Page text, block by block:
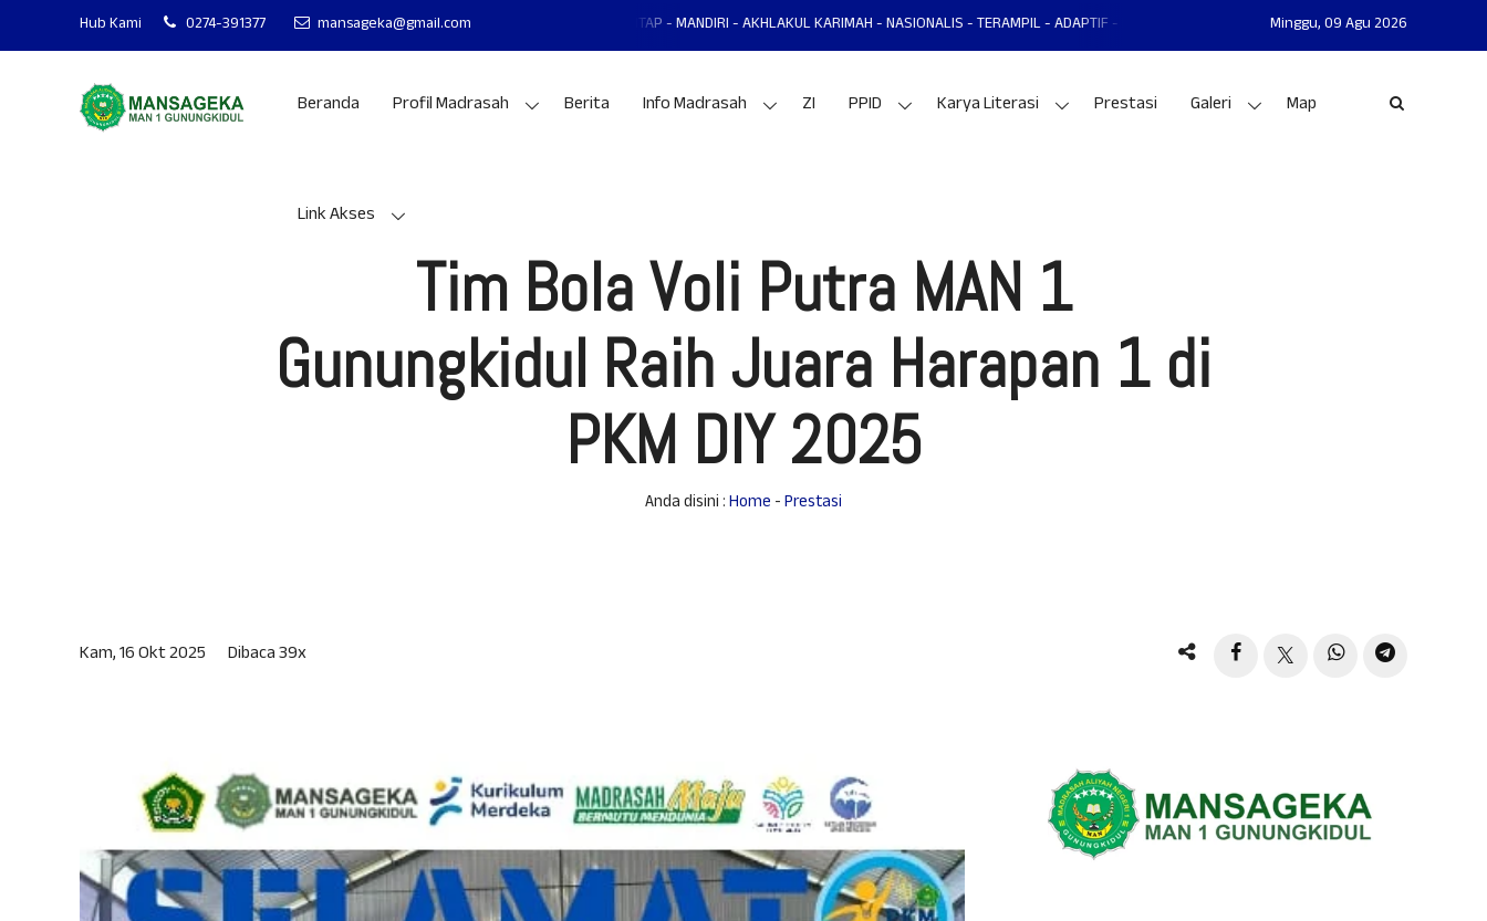
Hub Kami 0274-391377 mansageka@gmail.com
MAN 1 GUNUNGKIDUL MANTAP - MANDIRI - AKHLAKUL KARIMAH - NASIONALIS - TERAMPIL - ADAPTIF - PRESTASI MAN 1 GUNUNGKIDUL MANTAP - MANDIRI -
Minggu,09 Agu 2026
Beranda Profil Madrasah Berita Info Madrasah ZI PPID Karya Literasi Prestasi Galeri Map
Link Akses
Tim Bola Voli Putra MAN 1
Gunungkidul Raih Juara Harapan 1 di
PKM DIY 2025
Anda disini :Home -Prestasi
Kam, 16 Okt 2025 Dibaca 39x